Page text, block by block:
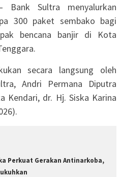
Bank Sultra menyalurkan
300 paket sembako bagi
bencana banjir di Kota
secara langsung oleh
Andri Permana Diputra
Kendari, dr. Hj. Siska Karina
Perkuat Gerakan Antinarkoba,